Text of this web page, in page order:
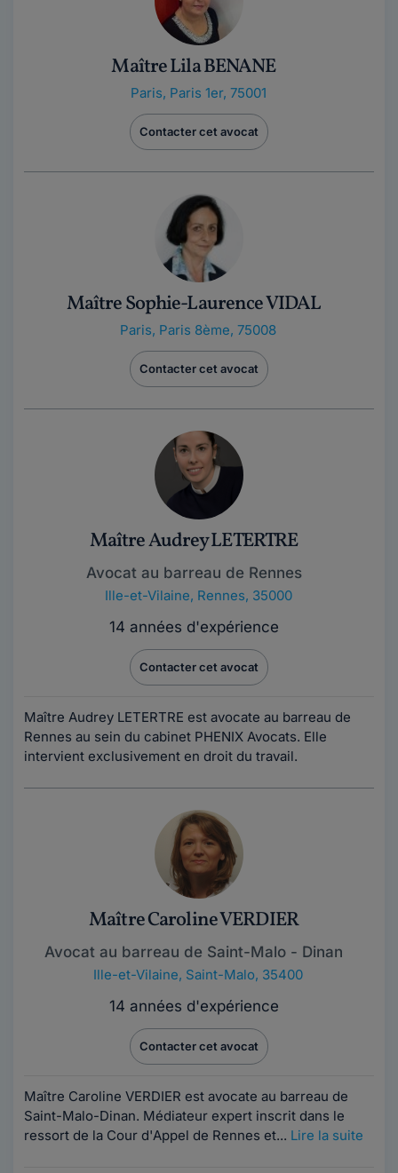
Maître Lila BENANE
Paris, Paris 1er, 75001
Contacter cet avocat
Maître Sophie-Laurence VIDAL
Paris, Paris 8ème, 75008
Contacter cet avocat
Maître Audrey LETERTRE
Avocat au barreau de Rennes
Ille-et-Vilaine, Rennes, 35000
14 années d'expérience
Contacter cet avocat
Maître Audrey LETERTRE est avocate au barreau de
Rennes au sein du cabinet PHENIX Avocats. Elle
intervient exclusivement en droit du travail.
Maître Caroline VERDIER
Avocat au barreau de Saint-Malo - Dinan
Ille-et-Vilaine, Saint-Malo, 35400
14 années d'expérience
Contacter cet avocat
Maître Caroline VERDIER est avocate au barreau de
Saint-Malo-Dinan. Médiateur expert inscrit dans le
ressort de la Cour d'Appel de Rennes et... Lire la suite